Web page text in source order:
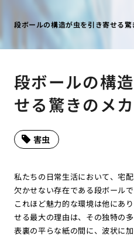
段ボールの構造が虫を引き寄せる驚
段ボールの構
せる驚きのメ
害虫
私たちの日常生活において、宅
欠かせない存在である段ボール
これほど魅力的な環境は他にあ
せる最大の理由は、その独特の
表裏の平らな紙の間に、波状に